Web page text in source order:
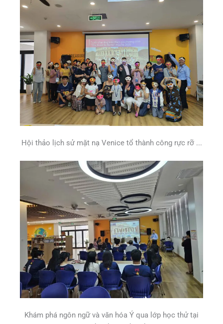
Hội thảo lịch sử mặt nạ Venice tổ thành công rực rỡ ...
Khám phá ngôn ngữ và văn hóa Ý qua lớp học thử tại